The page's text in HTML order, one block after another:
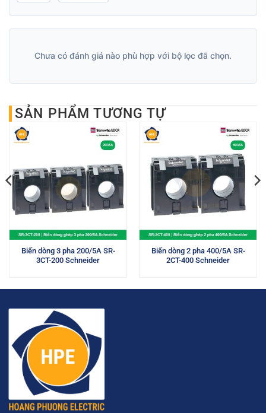
Chưa có đánh giá nào phù hợp với bộ lọc đã chọn.
SẢN PHẨM TƯƠNG TỰ
Biến dòng 3 pha 200/5A SR-
3CT-200 Schneider
Biến dòng 2 pha 400/5A SR-
2CT-400 Schneider